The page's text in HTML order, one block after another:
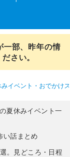
一部、昨年の情
さい。
イベント・おでかけ
夏休みイベント一
い話まとめ
。見どころ・日程